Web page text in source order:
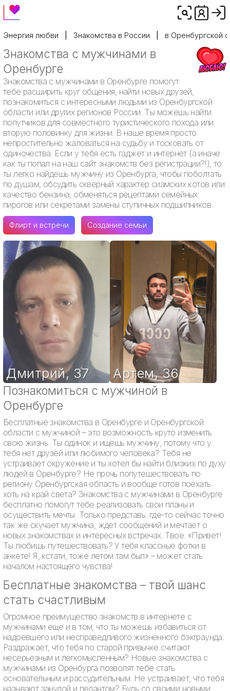
Энергия любви Знакомства в России в Оренбургской
Знакомства с мужчинами в
Оренбурге
Знакомства с мужчинами в Оренбурге помогут
тебе расширить круг общения, найти новых друзей,
познакомиться с интересными людьми из Оренбургской
области или других регионов России. Ты можешь найти
попутчиков для совместного туристического похода или
вторую половинку для жизни. В наше время просто
непростительно жаловаться на судьбу и тосковать от
одиночества. Если у тебя есть гаджет и интернет (а иначе
как ты попал на наш сайт знакомств без регистрации?!), то
ты легко найдешь мужчину из Оренбурга, чтобы поболтать
по душам, обсудить скверный характер сиамских котов или
качество бензина, обменяться рецептами семейных
пирогов или секретами замены ступичных подшипников.
Флирт и встречи Создание семьи
Дмитрий,37 Артем,36
Познакомиться с мужчиной в
Оренбурге
Бесплатные знакомства в Оренбурге и Оренбургской
области с мужчиной – это возможность круто изменить
свою жизнь. Ты одинок и ищешь мужчину, потому что у
тебя нет друзей или любимого человека? Тебя не
устраивает окружение и ты хотел бы найти близких по духу
людей в Оренбурге? Не прочь попутешествовать по
региону Оренбургская область и вообще готов поехать
хоть на край света? Знакомства с мужчинами в Оренбурге
бесплатно помогут тебе реализовать свои планы и
осуществить мечты. Только представь: где-то сейчас точно
так же скучает мужчина, ждет сообщений и мечтает о
новых знакомствах и интересных встречах. Твое: «Привет!
Ты любишь путешествовать? У тебя классные фотки в
анкете! Я, кстати, тоже летом там был» – может стать
началом настоящего чувства!
Бесплатные знакомства – твой шанс
стать счастливым
Огромное преимущество знакомств в интернете с
мужчинами еще и в том, что ты можешь избавиться от
надоевшего или несправедливого жизненного бэкграунда.
Раздражает, что тебя по старой привычке считают
несерьезным и легкомысленным? Новые знакомства с
мужчинами из Оренбурга позволят тебе стать
основательным и рассудительным. Не устраивает, что тебя
называют занудой и педантом? Будь со своими новыми